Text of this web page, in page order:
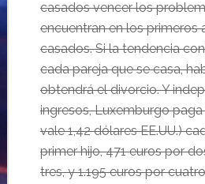
casados vencer los
encuentran en los primeros
casados. Si la tendencia
cada pareja que se casa,
obtendrá el divorcio. Y
ingresos, Luxemburgo paga
vale 1,42 dólares EE.UU.)
primer hijo, 471 euros por
tres, y 1.195 euros por